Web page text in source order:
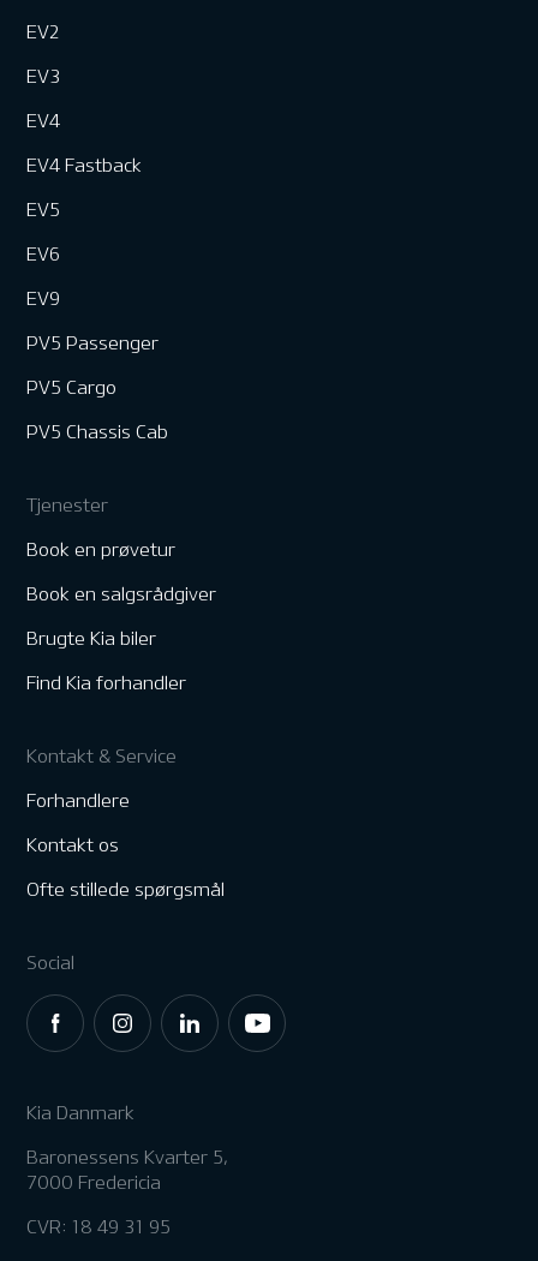
EV2
EV3
EV4
EV4 Fastback
EV5
EV6
EV9
PV5 Passenger
PV5 Cargo
PV5 Chassis Cab
Tjenester
Book en prøvetur
Book en salgsrådgiver
Brugte Kia biler
Find Kia forhandler
Kontakt & Service
Forhandlere
Kontakt os
Ofte stillede spørgsmål
Social
Kia Danmark
Baronessens Kvarter 5,
7000 Fredericia
CVR: 18 49 31 95